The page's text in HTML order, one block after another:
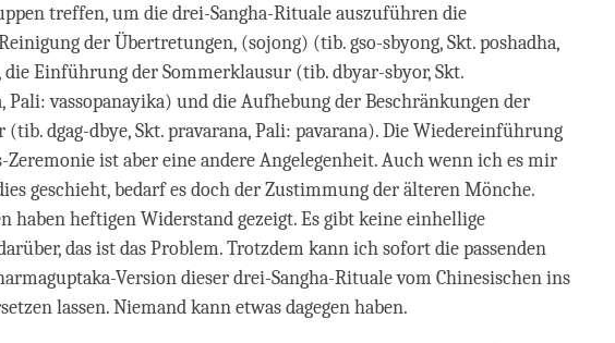
treffen, um die drei-Sangha-Rituale auszuführen die
der Übertretungen, (sojong) (tib. gso-sbyong, Skt. poshadha,
die Einführung der Sommerklausur (tib. dbyar-sbyor, Skt.
Pali: vassopanayika) und die Aufhebung der Beschränkungen der
dgag-dbye, Skt. pravarana, Pali: pavarana). Die Wiedereinführung
ist aber eine andere Angelegenheit. Auch wenn ich es mir
geschieht, bedarf es doch der Zustimmung der älteren Mönche.
haben heftigen Widerstand gezeigt. Es gibt keine einhellige
das ist das Problem. Trotzdem kann ich sofort die passenden
Version dieser drei-Sangha-Rituale vom Chinesischen ins
lassen. Niemand kann etwas dagegen haben.